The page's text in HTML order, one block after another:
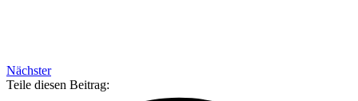
Nächster
Teile diesen Beitrag: